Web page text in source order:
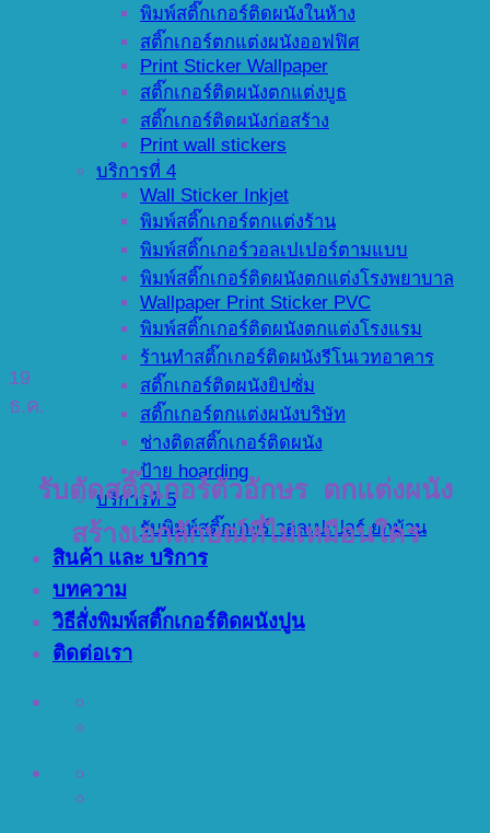
พิมพ์สติ๊กเกอร์ติดผนังในห้าง
สติ๊กเกอร์ตกแต่งผนังออฟฟิศ
Print Sticker Wallpaper
สติ๊กเกอร์ติดผนังตกแต่งบูธ
สติ๊กเกอร์ติดผนังก่อสร้าง
Print wall stickers
บริการที่ 4
Wall Sticker Inkjet
พิมพ์สติ๊กเกอร์ตกแต่งร้าน
พิมพ์สติ๊กเกอร์วอลเปเปอร์ตามแบบ
พิมพ์สติ๊กเกอร์ติดผนังตกแต่งโรงพยาบาล
Wallpaper Print Sticker PVC
พิมพ์สติ๊กเกอร์ติดผนังตกแต่งโรงแรม
ร้านทำสติ๊กเกอร์ติดผนังรีโนเวทอาคาร
สติ๊กเกอร์ติดผนังยิปซั่ม
สติ๊กเกอร์ตกแต่งผนังบริษัท
ช่างติดสติ๊กเกอร์ติดผนัง
ป้าย hoarding
บริการที่ 5
รับพิมพ์สติ๊กเกอร์ วอลเปเปอร์ ยกม้วน
สินค้า และ บริการ
บทความ
วิธีสั่งพิมพ์สติ๊กเกอร์ติดผนังปูน
ติดต่อเรา
19
ธ.ค.
รับตัดสติ๊กเกอร์ตัวอักษร ตกแต่งผนัง
สร้างเอกลักษณ์ที่ไม่เหมือนใคร